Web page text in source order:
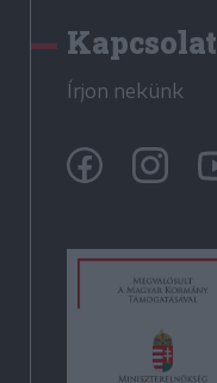
Kapcsolat
Írjon nekünk